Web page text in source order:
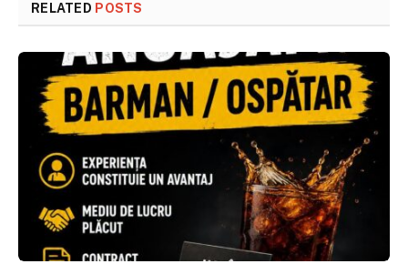
RELATED POSTS